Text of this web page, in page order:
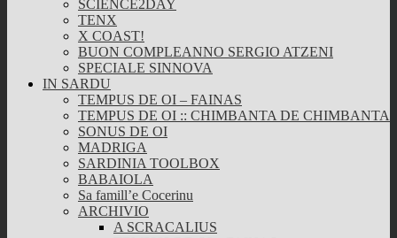
SCIENCE2DAY
TENX
X COAST!
BUON COMPLEANNO SERGIO ATZENI
SPECIALE SINNOVA
IN SARDU
TEMPUS DE OI – FAINAS
TEMPUS DE OI :: CHIMBANTA DE CHIMBANTA
SONUS DE OI
MADRIGA
SARDINIA TOOLBOX
BABAIOLA
Sa famill’e Cocerinu
ARCHIVIO
A SCRACALIUS